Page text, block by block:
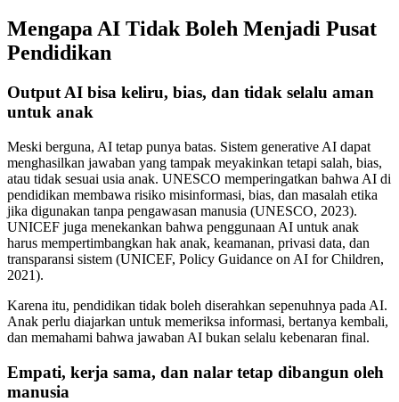
Mengapa AI Tidak Boleh Menjadi Pusat
Pendidikan
Output AI bisa keliru, bias, dan tidak selalu aman
untuk anak
Meski berguna, AI tetap punya batas. Sistem generative AI dapat
menghasilkan jawaban yang tampak meyakinkan tetapi salah, bias,
atau tidak sesuai usia anak. UNESCO memperingatkan bahwa AI di
pendidikan membawa risiko misinformasi, bias, dan masalah etika
jika digunakan tanpa pengawasan manusia (UNESCO, 2023).
UNICEF juga menekankan bahwa penggunaan AI untuk anak
harus mempertimbangkan hak anak, keamanan, privasi data, dan
transparansi sistem (UNICEF, Policy Guidance on AI for Children,
2021).
Karena itu, pendidikan tidak boleh diserahkan sepenuhnya pada AI.
Anak perlu diajarkan untuk memeriksa informasi, bertanya kembali,
dan memahami bahwa jawaban AI bukan selalu kebenaran final.
Empati, kerja sama, dan nalar tetap dibangun oleh
manusia